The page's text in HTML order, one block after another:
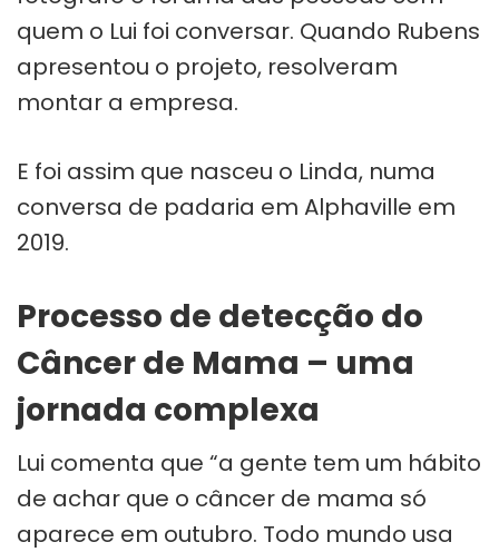
quem o Lui foi conversar. Quando Rubens
apresentou o projeto, resolveram
montar a empresa.
E foi assim que nasceu o Linda, numa
conversa de padaria em Alphaville em
2019.
Processo de detecção do
Câncer de Mama – uma
jornada complexa
Lui comenta que “a gente tem um hábito
de achar que o câncer de mama só
aparece em outubro. Todo mundo usa